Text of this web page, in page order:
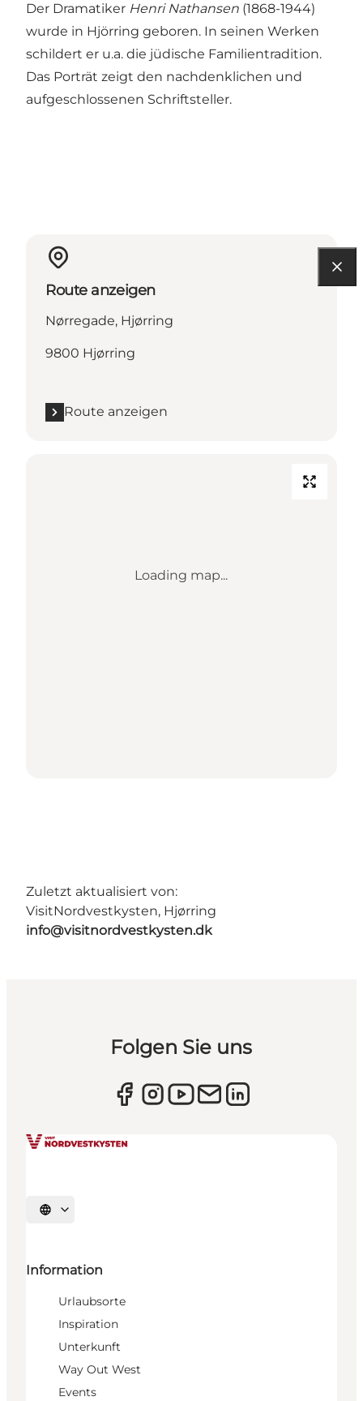
Der Dramatiker Henri Nathansen (1868-1944)
wurde in Hjörring geboren. In seinen Werken
schildert er u.a. die jüdische Familientradition.
Das Porträt zeigt den nachdenklichen und
aufgeschlossenen Schriftsteller.
Route anzeigen
Nørregade, Hjørring
9800 Hjørring
Route anzeigen
Loading map...
Zuletzt aktualisiert von:
VisitNordvestkysten, Hjørring
info@visitnordvestkysten.dk
Folgen Sie uns
Sprache auswählen
Information
Urlaubsorte
Inspiration
Unterkunft
Way Out West
Events